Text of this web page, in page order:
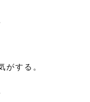
がする。